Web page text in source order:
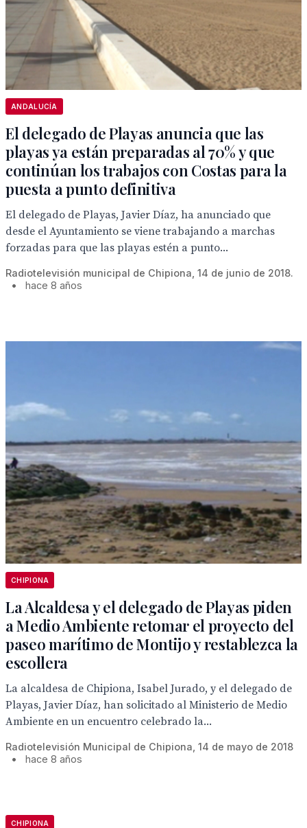
ANDALUCÍA
El delegado de Playas anuncia que las
playas ya están preparadas al 70% y que
continúan los trabajos con Costas para la
puesta a punto definitiva
El delegado de Playas, Javier Díaz, ha anunciado que
desde el Ayuntamiento se viene trabajando a marchas
forzadas para que las playas estén a punto...
Radiotelevisión municipal de Chipiona, 14 de junio de 2018.
•
hace 8 años
CHIPIONA
La Alcaldesa y el delegado de Playas piden
a Medio Ambiente retomar el proyecto del
paseo marítimo de Montijo y restablezca la
escollera
La alcaldesa de Chipiona, Isabel Jurado, y el delegado de
Playas, Javier Díaz, han solicitado al Ministerio de Medio
Ambiente en un encuentro celebrado la...
Radiotelevisión Municipal de Chipiona, 14 de mayo de 2018
•
hace 8 años
CHIPIONA